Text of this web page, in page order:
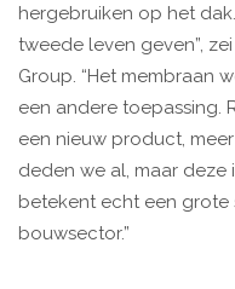
hergebruiken op het
tweede leven geven”,
Group. “Het membraan
een andere toepassing.
een nieuw product,
deden we al, maar
betekent echt een grote
bouwsector.”